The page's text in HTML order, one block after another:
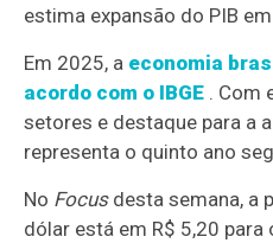
estima expansão do PIB
Em 2025, a economia
acordo com o IBGE . Com
setores e destaque para a
representa o quinto ano
No Focusdesta semana, a
dólar está em R$ 5,20